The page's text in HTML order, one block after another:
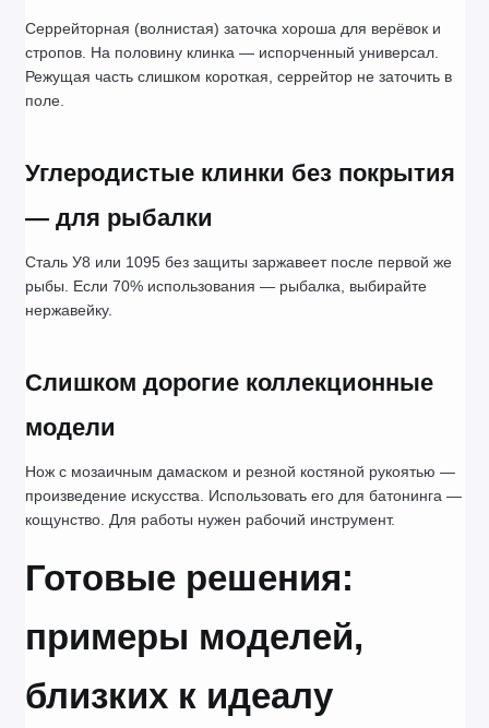
Серрейторная (волнистая) заточка хороша для верёвок и
стропов. На половину клинка — испорченный универсал.
Режущая часть слишком короткая, серрейтор не заточить в
поле.
Углеродистые клинки без покрытия
— для рыбалки
Сталь У8 или 1095 без защиты заржавеет после первой же
рыбы. Если 70% использования — рыбалка, выбирайте
нержавейку.
Слишком дорогие коллекционные
модели
Нож с мозаичным дамаском и резной костяной рукоятью —
произведение искусства. Использовать его для батонинга —
кощунство. Для работы нужен рабочий инструмент.
Готовые решения:
примеры моделей,
близких к идеалу